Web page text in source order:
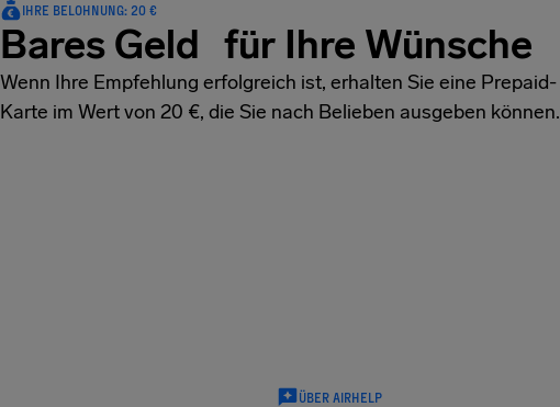
IHRE BELOHNUNG: 20 €
Bares Geld für Ihre Wünsche
Wenn Ihre Empfehlung erfolgreich ist, erhalten Sie eine Prepaid-
Karte im Wert von 20 €, die Sie nach Belieben ausgeben können.
ÜBER AIRHELP